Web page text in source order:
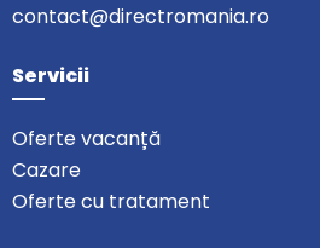
contact@directromania.ro
Servicii
Oferte vacanță
Cazare
Oferte cu tratament